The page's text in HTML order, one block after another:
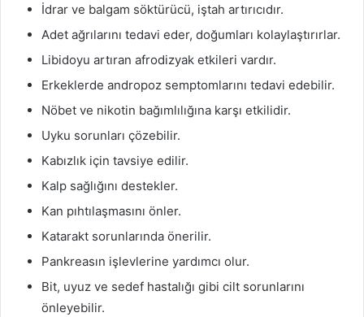
İdrar ve balgam söktürücü, iştah artırıcıdır.
Adet ağrılarını tedavi eder, doğumları kolaylaştırırlar.
Libidoyu artıran afrodizyak etkileri vardır.
Erkeklerde andropoz semptomlarını tedavi edebilir.
Nöbet ve nikotin bağımlılığına karşı etkilidir.
Uyku sorunları çözebilir.
Kabızlık için tavsiye edilir.
Kalp sağlığını destekler.
Kan pıhtılaşmasını önler.
Katarakt sorunlarında önerilir.
Pankreasın işlevlerine yardımcı olur.
Bit, uyuz ve sedef hastalığı gibi cilt sorunlarını
önleyebilir.